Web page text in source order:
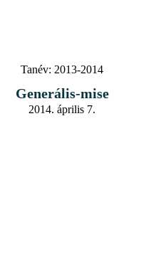
Tanév: 2013-2014
Generális-mise
2014. április 7.